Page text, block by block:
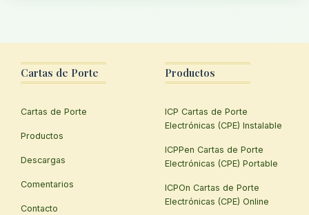
Cartas de Porte
Cartas de Porte
Productos
Descargas
Comentarios
Contacto
Productos
ICP Cartas de Porte
Electrónicas (CPE) Instalable
ICPPen Cartas de Porte
Electrónicas (CPE) Portable
ICPOn Cartas de Porte
Electrónicas (CPE) Online